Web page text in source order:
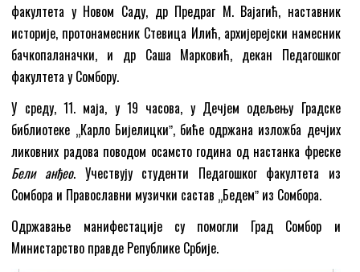
факултета у Новом Саду, др Предраг М. Вајагић, наставник
историје, протонамесник Стевица Илић, архијерејски намесник
бачкопаланачки, и др Саша Марковић, декан Педагошког
факултета у Сомбору.
У среду, 11. маја, у 19 часова, у Дечјем одељењу Градске
библиотеке „Карло Бијелицкиˮ, биће одржана изложба дечјих
ликовних радова поводом осамсто година од настанка фреске
Бели анђео. Учествују студенти Педагошког факултета из
Сомбора и Православни музички састав „Бедемˮ из Сомбора.
Одржавање манифестације су помогли Град Сомбор и
Министарство правде Републике Србије.